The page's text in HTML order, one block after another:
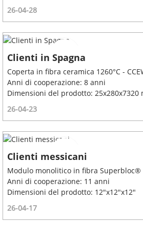
26-04-28
Clienti in Spagna
Coperta in fibra ceramica 1260°C -
Anni di cooperazione: 8 anni
Dimensioni del prodotto: 25x280x7320
26-04-23
Clienti messicani
Modulo monolitico in fibra Superbloc®
Anni di cooperazione: 11 anni
Dimensioni del prodotto: 12"x12"x12"
26-04-17